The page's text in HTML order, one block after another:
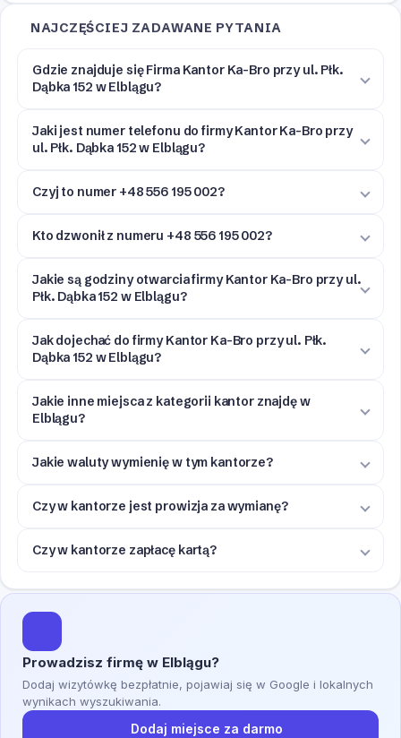
NAJCZĘŚCIEJ ZADAWANE PYTANIA
Gdzie znajduje się Firma Kantor Ka-Bro przy ul. Płk.
Dąbka 152 w Elblągu?
Jaki jest numer telefonu do firmy Kantor Ka-Bro przy
ul. Płk. Dąbka 152 w Elblągu?
Czyj to numer +48 556 195 002?
Kto dzwonił z numeru +48 556 195 002?
Jakie są godziny otwarcia firmy Kantor Ka-Bro przy ul.
Płk. Dąbka 152 w Elblągu?
Jak dojechać do firmy Kantor Ka-Bro przy ul. Płk.
Dąbka 152 w Elblągu?
Jakie inne miejsca z kategorii kantor znajdę w
Elblągu?
Jakie waluty wymienię w tym kantorze?
Czy w kantorze jest prowizja za wymianę?
Czy w kantorze zapłacę kartą?
Prowadzisz firmę w Elblągu?
Dodaj wizytówkę bezpłatnie, pojawiaj się w Google i lokalnych
wynikach wyszukiwania.
Dodaj miejsce za darmo